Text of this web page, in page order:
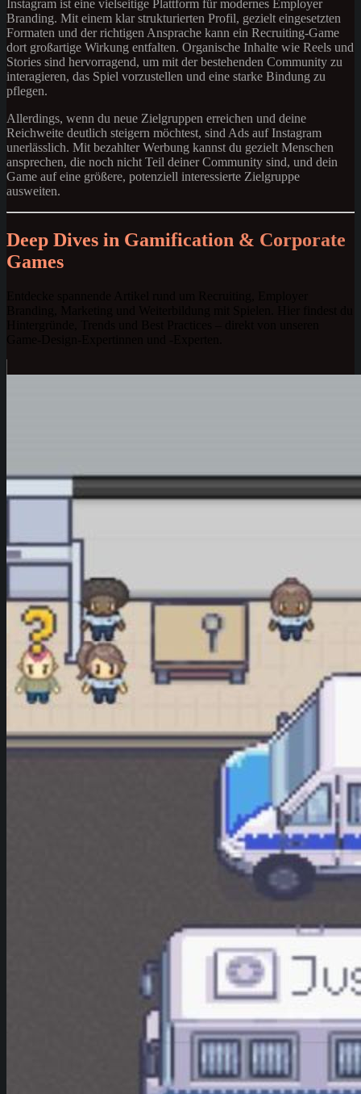
Instagram ist eine vielseitige Plattform für modernes Employer
Branding. Mit einem klar strukturierten Profil, gezielt eingesetzten
Formaten und der richtigen Ansprache kann ein Recruiting-Game
dort großartige Wirkung entfalten. Organische Inhalte wie Reels und
Stories sind hervorragend, um mit der bestehenden Community zu
interagieren, das Spiel vorzustellen und eine starke Bindung zu
pflegen.
Allerdings, wenn du neue Zielgruppen erreichen und deine
Reichweite deutlich steigern möchtest, sind Ads auf Instagram
unerlässlich. Mit bezahlter Werbung kannst du gezielt Menschen
ansprechen, die noch nicht Teil deiner Community sind, und dein
Game auf eine größere, potenziell interessierte Zielgruppe
ausweiten.
Deep Dives in Gamification & Corporate
Games